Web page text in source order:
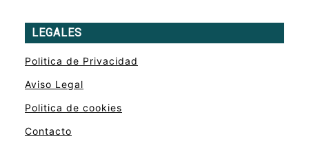
LEGALES
Politica de Privacidad
Aviso Legal
Politica de cookies
Contacto